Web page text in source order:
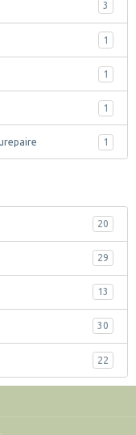
3
1
1
1
1
20
29
13
30
22